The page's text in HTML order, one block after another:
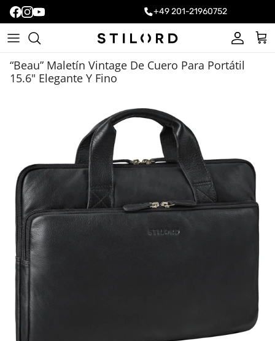
+49 201-21960752
Cuenta
“Beau” Maletín Vintage De Cuero Para Portátil
15.6" Elegante Y Fino